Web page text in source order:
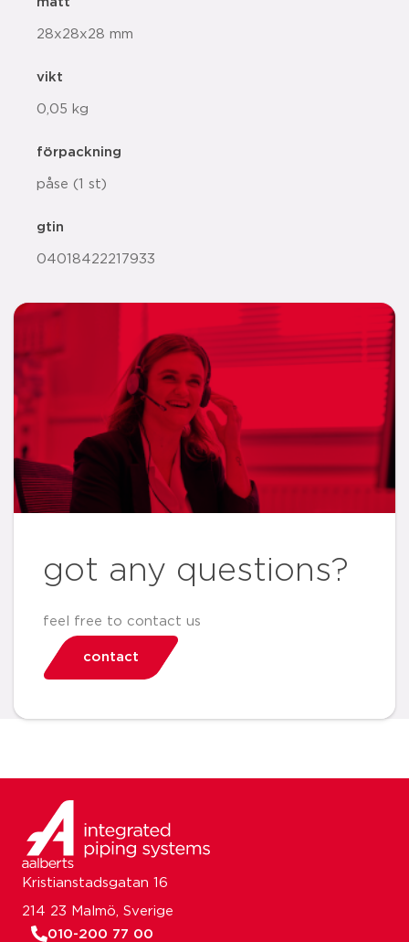
28x28x28 mm
vikt
0,05 kg
förpackning
påse (1 st)
gtin
04018422217933
got any questions?
feel free to contact us
contact
Kristianstadsgatan 16
214 23 Malmö, Sverige
010-200 77 00